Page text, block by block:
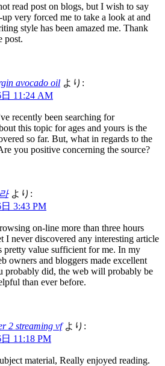
read post on blogs, but I wish to say
very forced me to take a look at and
style has been amazed me. Thank
post.
avocado oil より:
11:24 AM
recently been searching for
this topic for ages and yours is the
so far. But, what in regards to the
you positive concerning the source?
より:
3:43 PM
on-line more than three hours
I never discovered any interesting article
pretty value sufficient for me. In my
owners and bloggers made excellent
probably did, the web will probably be
than ever before.
2 streaming vf より:
11:18 PM
material, Really enjoyed reading.